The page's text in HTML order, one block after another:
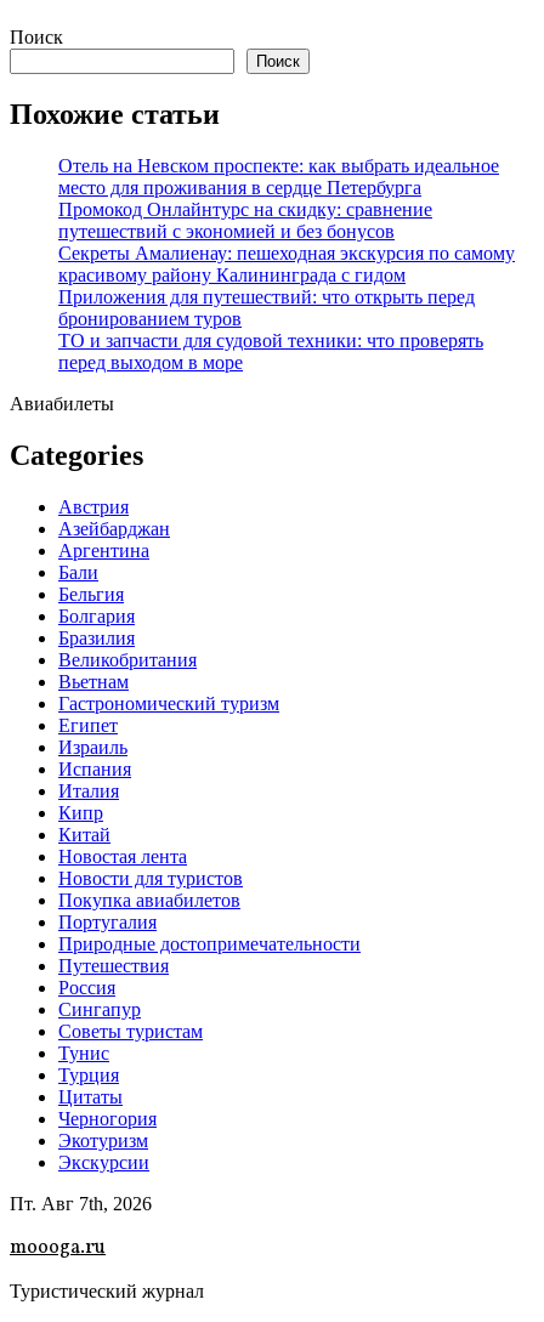
Перейти
содержимому
Поиск
Поиск
Похожие статьи
Отель на Невском проспекте: как выбрать идеальное
место для проживания в сердце Петербурга
Промокод Онлайнтурс на скидку: сравнение
путешествий с экономией и без бонусов
Секреты Амалиенау: пешеходная экскурсия по самому
красивому району Калининграда с гидом
Приложения для путешествий: что открыть перед
бронированием туров
ТО и запчасти для судовой техники: что проверять
перед выходом в море
Авиабилеты
Categories
Австрия
Азейбарджан
Аргентина
Бали
Бельгия
Болгария
Бразилия
Великобритания
Вьетнам
Гастрономический туризм
Египет
Израиль
Испания
Италия
Кипр
Китай
Новостая лента
Новости для туристов
Покупка авиабилетов
Португалия
Природные достопримечательности
Путешествия
Россия
Сингапур
Советы туристам
Тунис
Турция
Цитаты
Черногория
Экотуризм
Экскурсии
Пт. Авг 7th, 2026
moooga.ru
Туристический журнал